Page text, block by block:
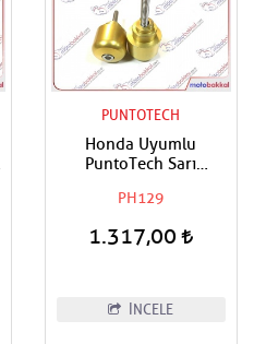
PUNTOTECH
Honda Uyumlu
PuntoTech Sarı
PH129
1.317,00
İNCELE